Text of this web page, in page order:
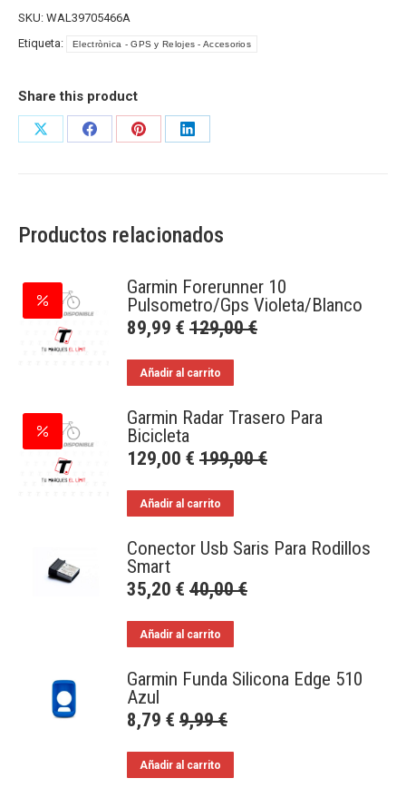
SKU: WAL39705466A
Etiqueta:
Electrònica - GPS y Relojes - Accesorios
Share this product
Share
Share
Share
Share
Productos relacionados
Garmin Forerunner 10
Pulsometro/Gps Violeta/Blanco
89,99 € 129,00€
Añadir al carrito
Garmin Radar Trasero Para
Bicicleta
129,00 € 199,00€
Añadir al carrito
Conector Usb Saris Para Rodillos
Smart
35,20 € 40,00€
Añadir al carrito
Garmin Funda Silicona Edge 510
Azul
8,79 € 9,99€
Añadir al carrito